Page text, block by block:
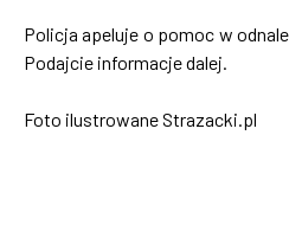
Policja apeluje o pomoc w
Podajcie informacje dalej.
Foto ilustrowane Strazacki.pl